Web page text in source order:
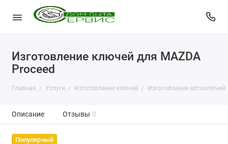
Изготовление ключей для MAZDA
Proceed
Главная Услуги Изготовление ключей Изготовление автоключей
Описание Отзывы 0
Популярный